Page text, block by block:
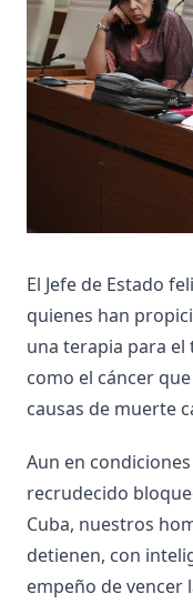
El Jefe de Estado
quienes han
una terapia para
como el cáncer
causas de muerte
Aun en
recrudecido
Cuba, nuestros
detienen, con
empeño de vencer